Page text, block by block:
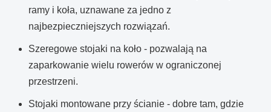
ramy i koła, uznawane za jedno z
najbezpieczniejszych rozwiązań.
Szeregowe stojaki na koło - pozwalają na
zaparkowanie wielu rowerów w ograniczonej
przestrzeni.
Stojaki montowane przy ścianie - dobre tam, gdzie